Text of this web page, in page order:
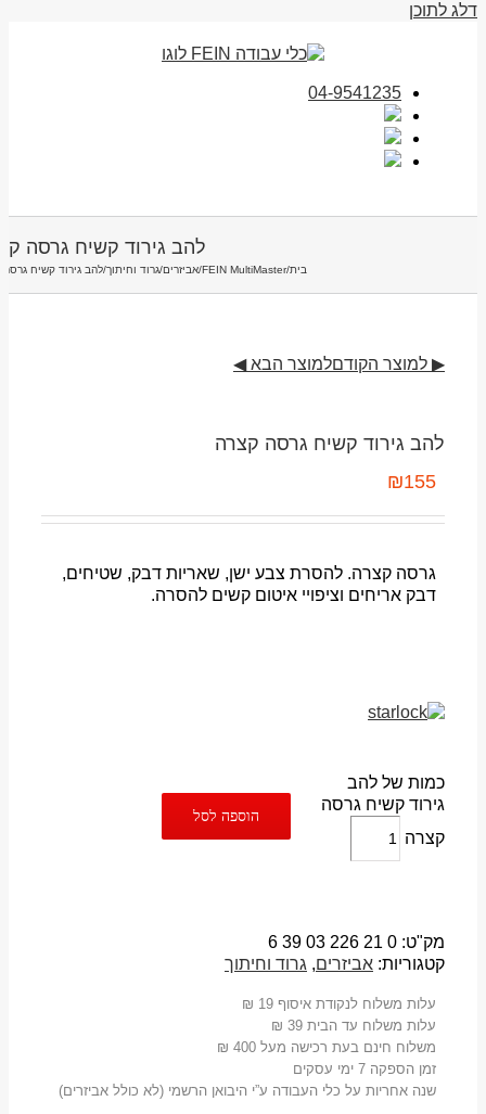
דלג לתוכן
04-9541235
להב גירוד קשיח גרסה
בית/
FEIN MultiMaster
/אביזרים/גרוד וחיתוך/להב גירוד קשיח גרסה
▶ למוצר הקודםלמוצר הבא ◀
להב גירוד קשיח גרסה קצרה
₪155
גרסה קצרה. להסרת צבע ישן, שאריות דבק, שטיחים,
דבק אריחים וציפויי איטום קשים להסרה.
כמות של להב
גירוד קשיח גרסה
קצרה
הוספה לסל
מק"ט: 0 21 226 03 39 6
קטגוריות: אביזרים, גרוד וחיתוך
עלות משלוח לנקודת איסוף 19 ₪
עלות משלוח עד הבית 39 ₪
משלוח חינם בעת רכישה מעל 400 ₪
זמן הספקה 7 ימי עסקים
שנה אחריות על כלי העבודה ע”י היבואן הרשמי (לא כולל אביזרים)